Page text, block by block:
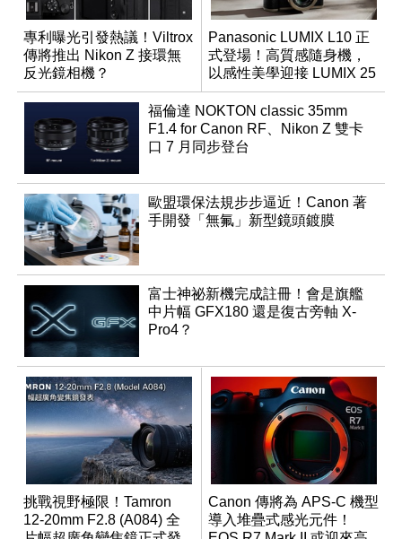
專利曝光引發熱議！Viltrox
傳將推出 Nikon Z 接環無
反光鏡相機？
Panasonic LUMIX L10 正
式登場！高質感隨身機，
以感性美學迎接 LUMIX 25
週年
福倫達 NOKTON classic 35mm
F1.4 for Canon RF、Nikon Z 雙卡
口 7 月同步登台
歐盟環保法規步步逼近！Canon 著
手開發「無氟」新型鏡頭鍍膜
富士神祕新機完成註冊！會是旗艦
中片幅 GFX180 還是復古旁軸 X-
Pro4？
挑戰視野極限！Tamron
12-20mm F2.8 (A084) 全
Canon 傳將為 APS-C 機型
導入堆疊式感光元件！